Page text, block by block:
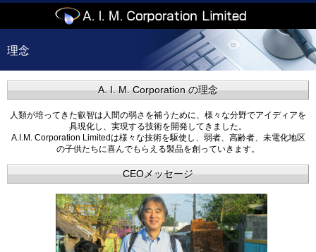
理念
A. I. M. Corporation の理念
人類が培ってきた叡智は人間の弱さを補うために、様々な分野でアイディアを
具現化し、実現する技術を開発してきました。
A.I.M. Corporation Limitedは様々な技術を駆使し、弱者、高齢者、未電化地区
の子供たちに喜んでもらえる製品を創っていきます。
CEOメッセージ